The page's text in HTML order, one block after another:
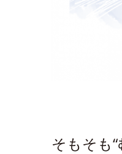
そもそも